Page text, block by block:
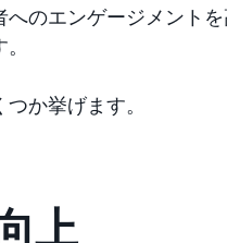
のエンゲージメント
か挙げます。
上